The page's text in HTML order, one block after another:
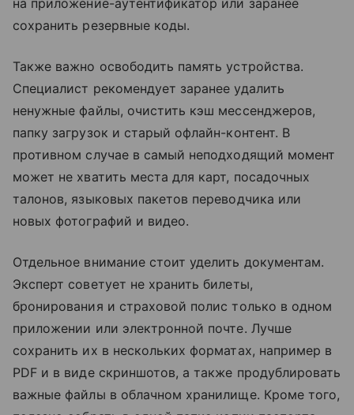
сохранить резервные коды.
Также важно освободить память устройства.
Специалист рекомендует заранее удалить
ненужные файлы, очистить кэш мессенджеров,
папку загрузок и старый офлайн-контент. В
противном случае в самый неподходящий момент
может не хватить места для карт, посадочных
талонов, языковых пакетов переводчика или
новых фотографий и видео.
Отдельное внимание стоит уделить документам.
Эксперт советует не хранить билеты,
бронирования и страховой полис только в одном
приложении или электронной почте. Лучше
сохранить их в нескольких форматах, например в
PDF и в виде скриншотов, а также продублировать
важные файлы в облачном хранилище. Кроме того,